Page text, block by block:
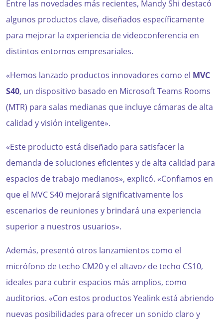
Entre las novedades más recientes, Mandy Shi destacó
algunos productos clave, diseñados específicamente
para mejorar la experiencia de videoconferencia en
distintos entornos empresariales.
«Hemos lanzado productos innovadores como el MVC
S40, un dispositivo basado en Microsoft Teams Rooms
(MTR) para salas medianas que incluye cámaras de alta
calidad y visión inteligente».
«Este producto está diseñado para satisfacer la
demanda de soluciones eficientes y de alta calidad para
espacios de trabajo medianos», explicó. «Confiamos en
que el MVC S40 mejorará significativamente los
escenarios de reuniones y brindará una experiencia
superior a nuestros usuarios».
Además, presentó otros lanzamientos como el
micrófono de techo CM20 y el altavoz de techo CS10,
ideales para cubrir espacios más amplios, como
auditorios. «Con estos productos Yealink está abriendo
nuevas posibilidades para ofrecer un sonido claro y